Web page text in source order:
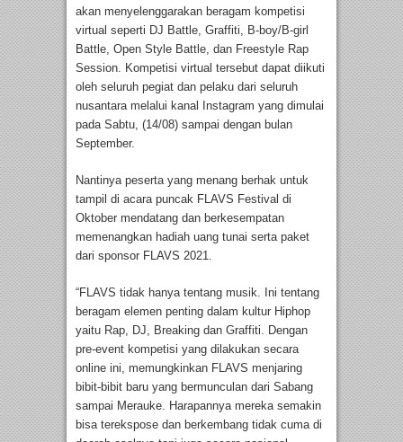
akan menyelenggarakan beragam kompetisi
virtual seperti DJ Battle, Graffiti, B-boy/B-girl
Battle, Open Style Battle, dan Freestyle Rap
Session. Kompetisi virtual tersebut dapat diikuti
oleh seluruh pegiat dan pelaku dari seluruh
nusantara melalui kanal Instagram yang dimulai
pada Sabtu, (14/08) sampai dengan bulan
September.
Nantinya peserta yang menang berhak untuk
tampil di acara puncak FLAVS Festival di
Oktober mendatang dan berkesempatan
memenangkan hadiah uang tunai serta paket
dari sponsor FLAVS 2021.
“FLAVS tidak hanya tentang musik. Ini tentang
beragam elemen penting dalam kultur Hiphop
yaitu Rap, DJ, Breaking dan Graffiti. Dengan
pre-event kompetisi yang dilakukan secara
online ini, memungkinkan FLAVS menjaring
bibit-bibit baru yang bermunculan dari Sabang
sampai Merauke. Harapannya mereka semakin
bisa terekspose dan berkembang tidak cuma di